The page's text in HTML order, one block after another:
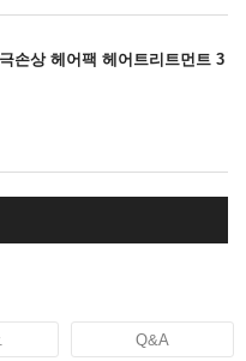
손상 헤어팩 헤어트리트먼트 3
Q&A